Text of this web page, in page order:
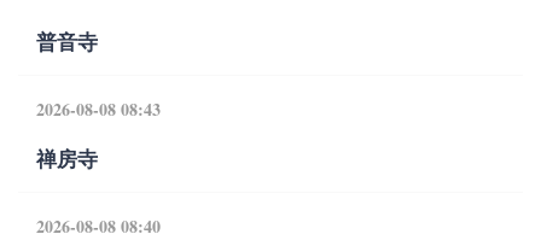
普音寺
2026-08-08 08:43
禅房寺
2026-08-08 08:40